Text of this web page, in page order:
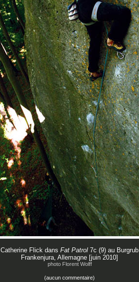
Catherine Flick dans Fat Patrol 7c (9) au Burgrub
Frankenjura, Allemagne [juin 2010]
photo Florent Wolff
(aucun commentaire)